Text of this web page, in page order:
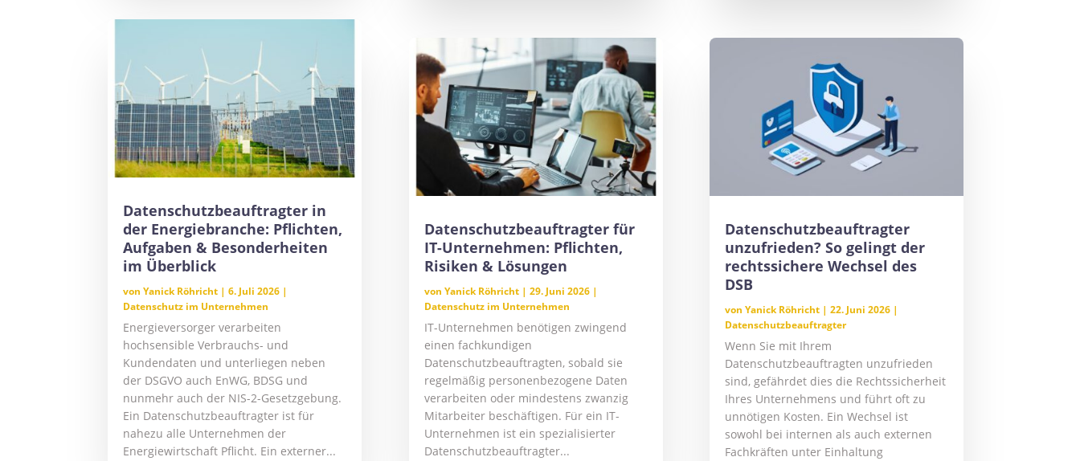
Datenschutzbeauftragter in
der Energiebranche: Pflichten,
Aufgaben & Besonderheiten
im Überblick
vonYanick Röhricht |6. Juli 2026 |
Datenschutz im Unternehmen
Energieversorger verarbeiten
hochsensible Verbrauchs- und
Kundendaten und unterliegen neben
der DSGVO auch EnWG, BDSG und
nunmehr auch der NIS-2-Gesetzgebung.
Ein Datenschutzbeauftragter ist für
nahezu alle Unternehmen der
Energiewirtschaft Pflicht. Ein externer...
Datenschutzbeauftragter für
IT-Unternehmen: Pflichten,
Risiken & Lösungen
von Yanick Röhricht| 29. Juni 2026|
Datenschutz im Unternehmen
IT-Unternehmen benötigen zwingend
einen fachkundigen
Datenschutzbeauftragten, sobald sie
regelmäßig personenbezogene Daten
verarbeiten oder mindestens zwanzig
Mitarbeiter beschäftigen. Für ein IT-
Unternehmen ist ein spezialisierter
Datenschutzbeauftragter...
Datenschutzbeauftragter
unzufrieden? So gelingt der
rechtssichere Wechsel des
DSB
vonYanick Röhricht |22. Juni 2026 |
Datenschutzbeauftragter
Wenn Sie mit Ihrem
Datenschutzbeauftragten unzufrieden
sind, gefährdet dies die Rechtssicherheit
Ihres Unternehmens und führt oft zu
unnötigen Kosten. Ein Wechsel ist
sowohl bei internen als auch externen
Fachkräften unter Einhaltung